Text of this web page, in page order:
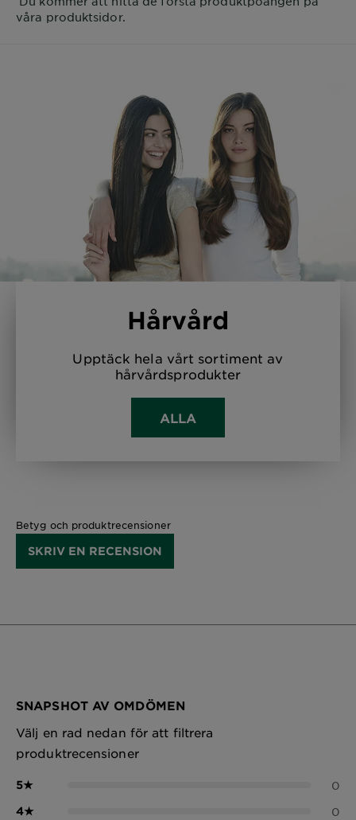
våra produktsidor.
Hårvård
Upptäck hela vårt sortiment av
hårvårdsprodukter
ALLA
Betyg och produktrecensioner
SKRIV EN RECENSION
SNAPSHOT AV OMDÖMEN
Välj en rad nedan för att filtrera
produktrecensioner
5★ 0
4★ 0